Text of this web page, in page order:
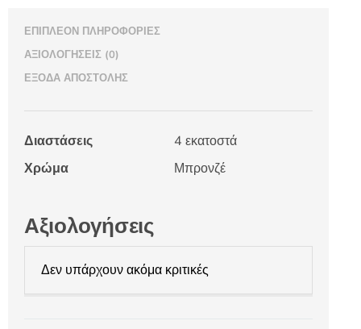
ΕΠΙΠΛΈΟΝ ΠΛΗΡΟΦΟΡΊΕΣ
ΑΞΙΟΛΟΓΉΣΕΙΣ (0)
ΈΞΟΔΑ ΑΠΟΣΤΟΛΉΣ
Διαστάσεις
4 εκατοστά
Χρώμα
Μπρονζέ
Αξιολογήσεις
Δεν υπάρχουν ακόμα κριτικές